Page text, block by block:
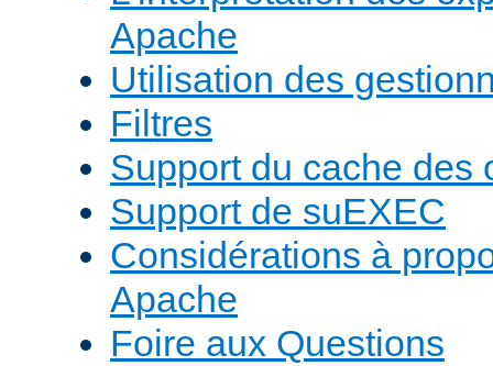
Apache
Utilisation des
Filtres
Support du cache des
Support de suEXEC
Considérations à
Apache
Foire aux Questions